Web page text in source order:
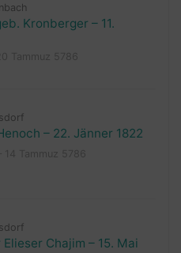
Kronberger – 11.
– 22. Jänner 1822
Chajim – 15. Mai